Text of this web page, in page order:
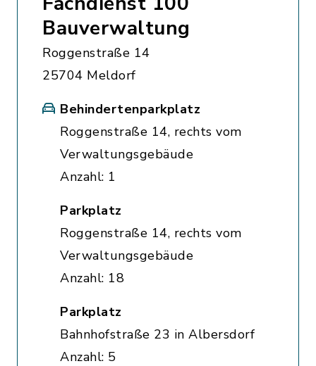
Bauverwaltung
Roggenstraße 14
25704 Meldorf
Behindertenparkplatz
Roggenstraße 14, rechts vom
Verwaltungsgebäude
Anzahl: 1
Parkplatz
Roggenstraße 14, rechts vom
Verwaltungsgebäude
Anzahl: 18
Parkplatz
Bahnhofstraße 23 in Albersdorf
Anzahl: 5